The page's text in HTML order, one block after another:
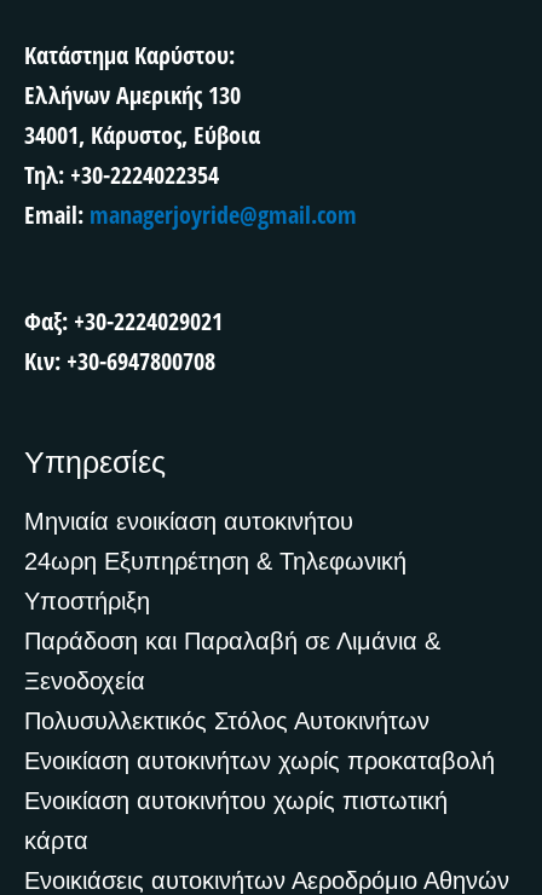
Υπηρεσίες
Μηνιαία ενοικίαση αυτοκινήτου
24ωρη Εξυπηρέτηση & Τηλεφωνική
Υποστήριξη
Παράδοση και Παραλαβή σε Λιμάνια &
Ξενοδοχεία
Πολυσυλλεκτικός Στόλος Αυτοκινήτων
Ενοικίαση αυτοκινήτων χωρίς προκαταβολή
Ενοικίαση αυτοκινήτου χωρίς πιστωτική
κάρτα
Ενοικιάσεις αυτοκινήτων Αεροδρόμιο Αθηνών
Κατάστημα Καρύστου:
Ελλήνων Αμερικής 130
34001, Κάρυστος, Εύβοια
Τηλ: +30-2224022354
Email: managerjoyride@gmail.com
Φαξ: +30-2224029021
Κιν: +30-6947800708